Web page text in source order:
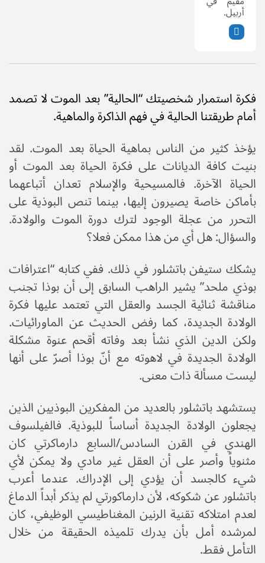
فكرة استمرار شخصيتك “الحالية” بعد الموت لا تصمد
أمام طريقتنا الحالية في فهم الذاكرة والماهية.
يؤخذ كثير من الناس بماهية الحياة بعد الموت. لقد
بنيت كافة الديانات على فكرة الحياة بعد الموت أو
الحياة الآخرة. فالمسيحية والإسلام تعدان أتباعهما
بأماكن خاصة يصيرون إليها، بينما تنص البوذية على
التحرر من عجلة الوجود لترك دورة الموت والولادة.
والسؤال: هل أي من هذا ممكن فعلا؟
يشكك ستيفن باتشلور في ذلك. ففي كتابه “اعترافات
بوذي ملحد” يشير الراهب السابق إلى أن بوذا تجنب
مناقشة ثنائية الجسد والعقل التي تعتمد عليها فكرة
الولادة الجديدة، كما رفض الحديث عن الماورائيات.
ولكن الدين الذي نشأ بعد وفاته أقحم عنوة مشكلة
الولادة الجديدة في لاهوته مع أنّ بوذا أصرّ على أنها
ليست مسألة ذات معنى.
يستشهد باتشلور بالعديد من المفكرين البوذيين الذين
يجعلون الولادة الجديدة أساساً للبوذية. فالفيلسوف
الهندي في القرن السادس/السابع دارماكرتي كان
مثنوياً وأصر على أن العقل غير مادي ولا يمكن لأي
شيء كالجسد أن يؤدي إلى الإدراك. عندما أعرب
باتشلور عن شكوكه، لأن دارماكورتي لم يذكر أبداً الدماغ
لعدم امتلاكه تقنية الرنين المغناطيسي الوظيفي، كان
لمرشده أمل بأن يدرك تلميذه الحقيقة من خلال
التأمل فقط.
أربيل.